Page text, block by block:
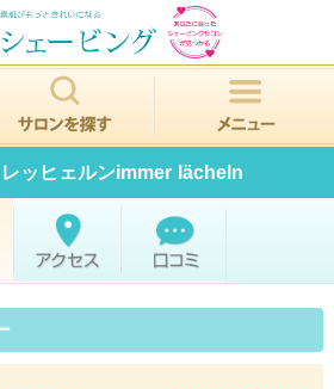
ッヒェルンimmer lächeln